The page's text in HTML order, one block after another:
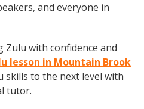
and everyone in
with confidence and
lesson in Mountain Brook
skills to the next level with
tutor.